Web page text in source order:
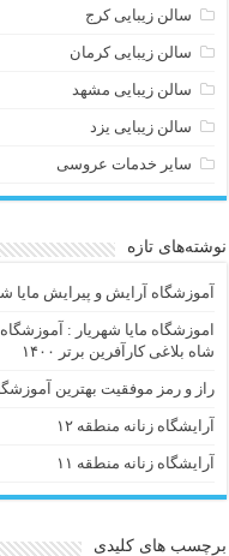
سالن زیبایی کرج
سالن زیبایی کرمان
سالن زیبایی مشهد
سالن زیبایی یزد
سایر خدمات عروسی
نوشته‌های تازه
آموزشگاه آرایش و پیرایش مایا
اموزشگاه مایا شهریار :
شاه بلاغی کارآفرین برتر ۱۴۰۰
راز و رمز موفقیت بهترین
آرایشگاه زنانه منطقه ۱۲
آرایشگاه زنانه منطقه ۱۱
برچسب های کلیدی